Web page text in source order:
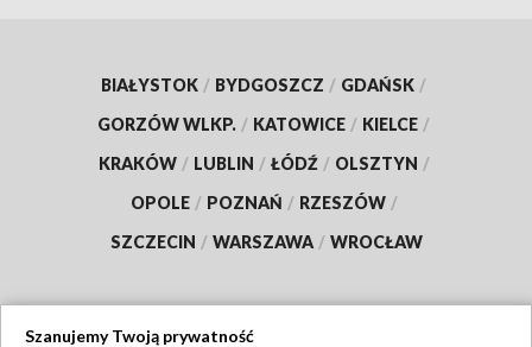
BIAŁYSTOK / BYDGOSZCZ / GDAŃSK /
GORZÓW WLKP. / KATOWICE / KIELCE /
KRAKÓW / LUBLIN / ŁÓDŹ / OLSZTYN /
OPOLE / POZNAŃ / RZESZÓW /
SZCZECIN / WARSZAWA / WROCŁAW
Szanujemy Twoją prywatność